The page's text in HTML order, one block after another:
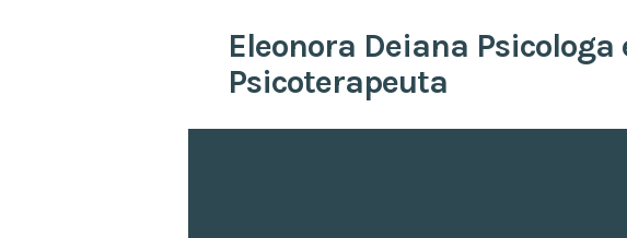
Eleonora Deiana Psicologa
Psicoterapeuta